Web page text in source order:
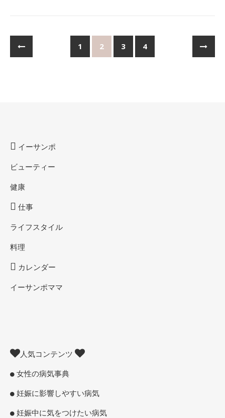
1 2 3 4
イーサンポ
ビューティー
健康
仕事
ライフスタイル
料理
カレンダー
イーサンポママ
人気コンテンツ
女性の病気事典
妊娠に影響しやすい病気
妊娠中に気をつけたい病気